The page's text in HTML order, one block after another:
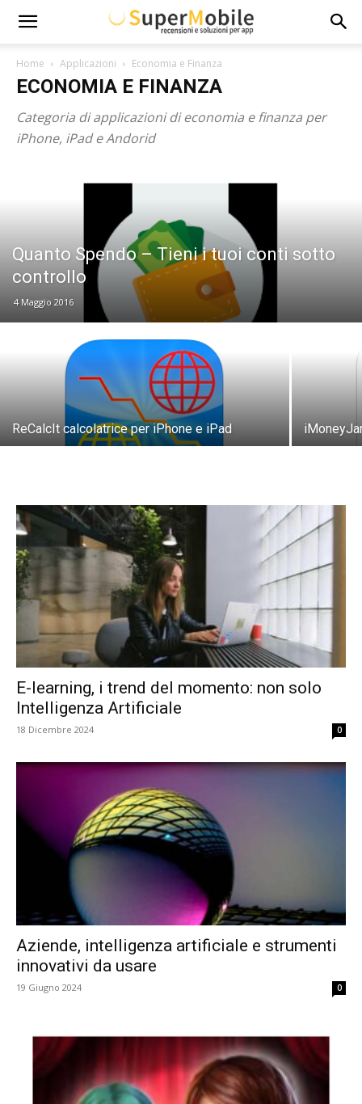
Super
Mobile
Home Applicazioni Economia e Finanza
ECONOMIA E FINANZA
Categoria di applicazioni di economia e finanza per
iPhone, iPad e Andorid
Quanto Spendo – Tieni i tuoi conti sotto
controllo
4 Maggio 2016
ReCalcIt calcolatrice per iPhone e iPad
E-learning, i trend del momento: non solo
Intelligenza Artificiale
18 Dicembre 2024 0
Aziende, intelligenza artificiale e strumenti
innovativi da usare
19 Giugno 2024 0